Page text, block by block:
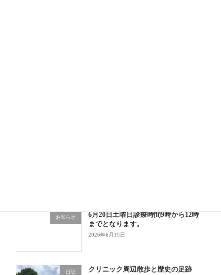
お知らせ
6月20日土曜日診療時間9時から12時
までとなります。
2026年6月19日
日記 クリニック周辺散歩と歴史の足跡